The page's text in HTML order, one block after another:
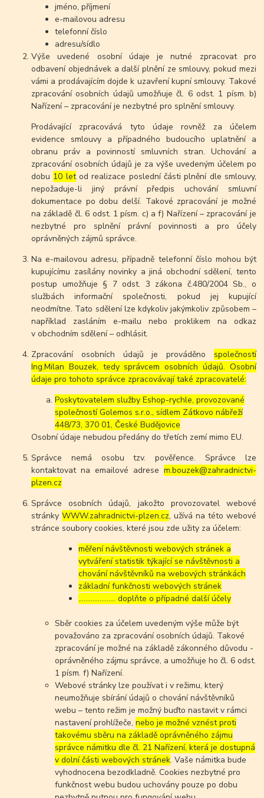
jméno, příjmení
e-mailovou adresu
telefonní číslo
adresu/sídlo
Výše uvedené osobní údaje je nutné zpracovat pro
odbavení objednávek a další plnění ze smlouvy, pokud mezi
vámi a prodávajícím dojde k uzavření kupní smlouvy. Takové
zpracování osobních údajů umožňuje čl. 6 odst. 1 písm. b)
Nařízení – zpracování je nezbytné pro splnění smlouvy.
Prodávající zpracovává tyto údaje rovněž za účelem
evidence smlouvy a případného budoucího uplatnění a
obranu práv a povinností smluvních stran. Uchování a
zpracování osobních údajů je za výše uvedeným účelem po
dobu 10 letod realizace poslední části plnění dle smlouvy,
nepožaduje-li jiný právní předpis uchování smluvní
dokumentace po dobu delší. Takové zpracování je možné
na základě čl. 6 odst. 1 písm. c) a f) Nařízení – zpracování je
nezbytné pro splnění právní povinnosti a pro účely
oprávněných zájmů správce.
Na e-mailovou adresu, případně telefonní číslo mohou být
kupujícímu zasílány novinky a jiná obchodní sdělení, tento
postup umožňuje § 7 odst. 3 zákona č.480/2004 Sb., o
službách informační společnosti, pokud jej kupující
neodmítne. Tato sdělení lze kdykoliv jakýmkoliv způsobem –
například zasláním e-mailu nebo proklikem na odkaz
v obchodním sdělení – odhlásit.
Zpracování osobních údajů je prováděno společností
Ing.Milan Bouzek, tedy správcem osobních údajů. Osobní
údaje pro tohoto správce zpracovávají také zpracovatelé:
Poskytovatelem služby Eshop-rychle, provozované
společností Golemos s.r.o., sídlem Zátkovo nábřeží
448/73, 370 01, České Budějovice
Osobní údaje nebudou předány do třetích zemí mimo EU.
Správce nemá osobu tzv. pověřence. Správce lze
kontaktovat na emailové adrese m.bouzek@zahradnictvi-
plzen.cz
Správce osobních údajů, jakožto provozovatel webové
stránkyWWW.zahradnictvi-plzen.cz, užívá na této webové
stránce soubory cookies, které jsou zde užity za účelem:
měření návštěvnosti webových stránek a
vytváření statistik týkající se návštěvnosti a
chování návštěvníků na webových stránkách
základní funkčnosti webových stránek
………………… doplňte o případné další účely
Sběr cookies za účelem uvedeným výše může být
považováno za zpracování osobních údajů. Takové
zpracování je možné na základě zákonného důvodu -
oprávněného zájmu správce, a umožňuje ho čl. 6 odst.
1 písm. f) Nařízení.
Webové stránky lze používat i v režimu, který
neumožňuje sbírání údajů o chování návštěvníků
webu – tento režim je možný buďto nastavit v rámci
nastavení prohlížeče,nebo je možné vznést proti
takovému sběru na základě oprávněného zájmu
správce námitku dle čl. 21 Nařízení, která je dostupná
v dolní části webových stránek. Vaše námitka bude
vyhodnocena bezodkladně. Cookies nezbytné pro
funkčnost webu budou uchovány pouze po dobu